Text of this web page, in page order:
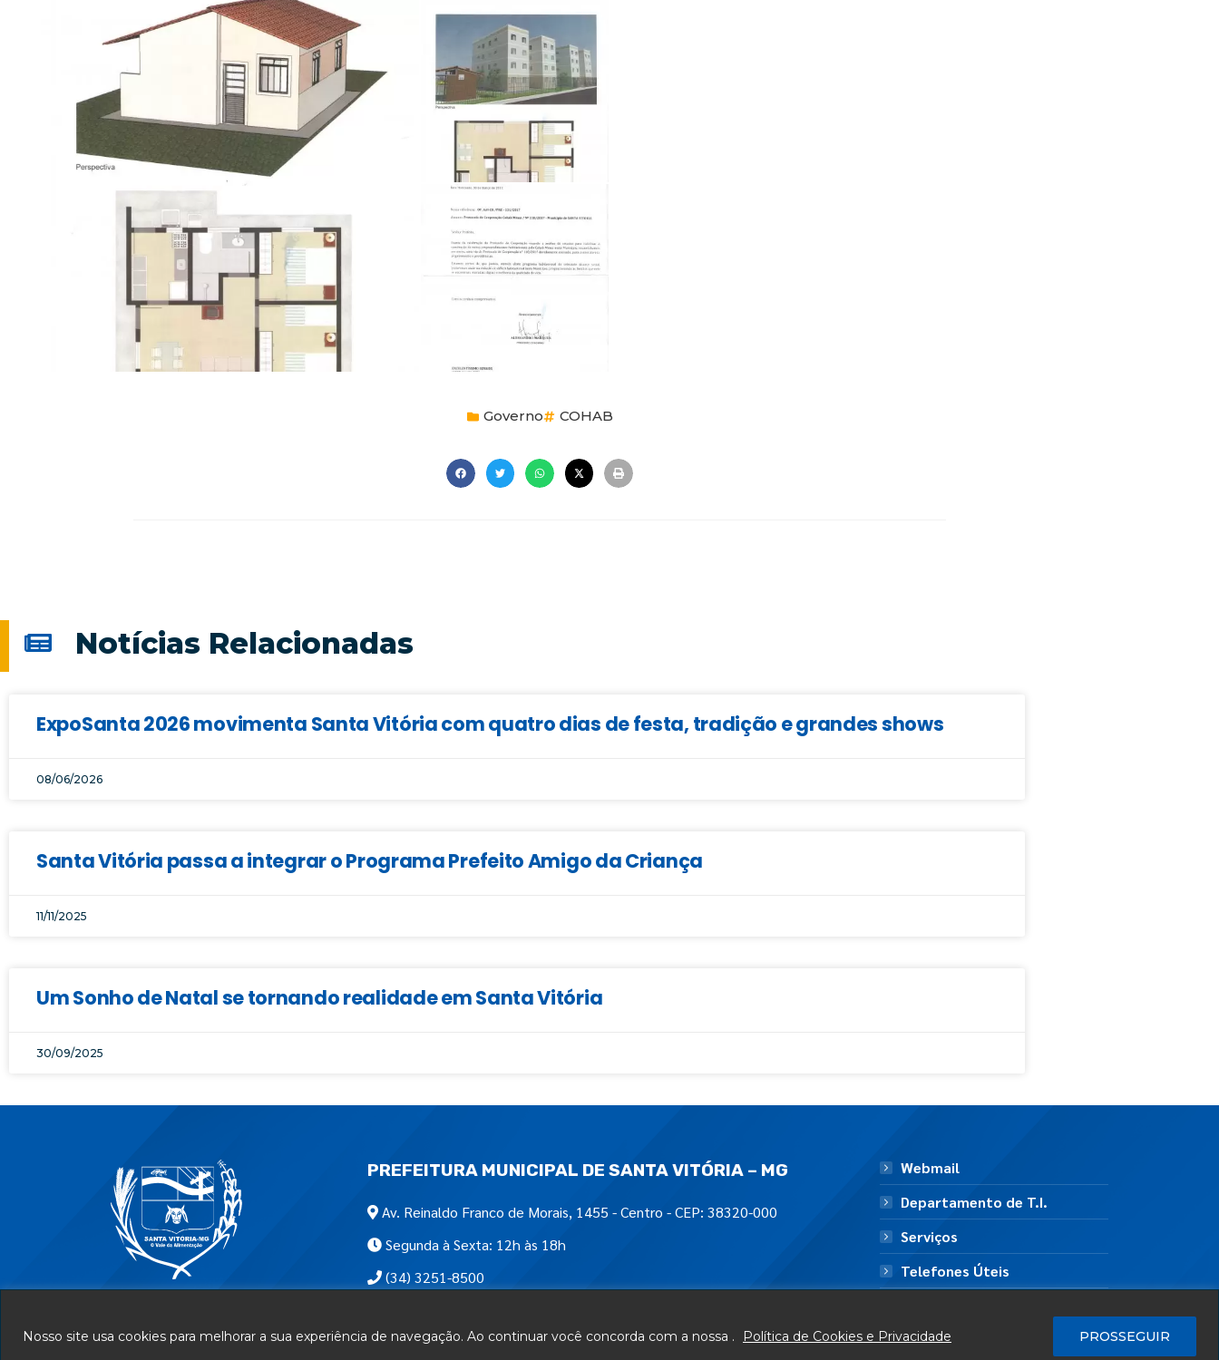
Nosso site usa cookies para melhorar a sua experiência de navegação. Ao continuar você concorda com a nossa . Política de Cookies e Privacidade PROSSEGUIR
Governo COHAB
Notícias Relacionadas
ExpoSanta 2026 movimenta Santa Vitória com quatro dias de festa, tradição e grandes shows
08/06/2026
Santa Vitória passa a integrar o Programa Prefeito Amigo da Criança
11/11/2025
Um Sonho de Natal se tornando realidade em Santa Vitória
30/09/2025
PREFEITURA MUNICIPAL DE SANTA VITÓRIA – MG
Av. Reinaldo Franco de Morais, 1455 - Centro - CEP: 38320-000
Segunda à Sexta: 12h às 18h
(34) 3251-8500
Webmail
Departamento de T.I.
Serviços
Telefones Úteis